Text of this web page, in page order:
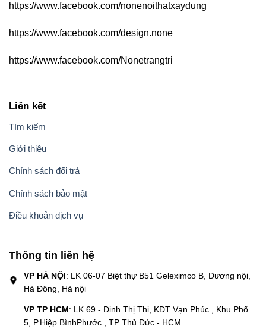
Liên kết
Tìm kiếm
Giới thiệu
Chính sách đổi trả
Chính sách bảo mật
Điều khoản dịch vụ
Thông tin liên hệ
VP HÀ NỘI: LK 06-07 Biệt thự B51 Geleximco B, Dương nội,
Hà Đông, Hà nội
VP TP HCM: LK 69 - Đinh Thị Thi, KĐT Vạn Phúc , Khu Phố
5, P.Hiệp BìnhPhước , TP Thủ Đức - HCM
https://www.facebook.com/nonenoithatxaydung
https://www.facebook.com/design.none
https://www.facebook.com/Nonetrangtri